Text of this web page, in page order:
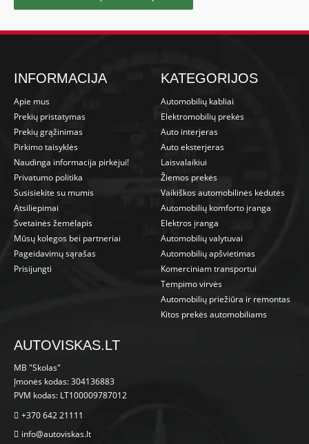
INFORMACIJA
Apie mus
Prekių pristatymas
Prekių grąžinimas
Pirkimo taisyklės
Naudinga informacija pirkėjui!
Privatumo politika
Susisiekite su mumis
Atsiliepimai
Svetainės žemėlapis
Mūsų kolegos bei partneriai
Pageidavimų sąrašas
Prisijungti
KATEGORIJOS
Automobilių kabliai
Elektromobilių prekės
Auto interjeras
Auto eksterjeras
Laisvalaikiui
Žiemos prekės
Vaikiškos automobilinės kėdutės
Automobilių komforto įranga
Elektros įranga
Automobilių valytuvai
Automobilių apšvietimas
Komerciniam transportui
Tempimo virvės
Automobilių priežiūra ir remontas
Kitos prekės automobiliams
AUTOVISKAS.LT
MB "Skolas"
Įmonės kodas: 304136883
PVM kodas: LT100009787012
+370 642 21111
info@autoviskas.lt